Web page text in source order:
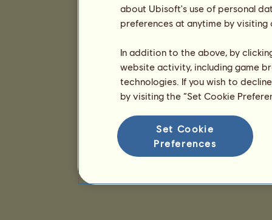
about Ubisoft's use of personal
preferences at anytime by
In addition to the above, by
website activity, including game
technologies. If you wish to
by visiting the “Set Cookie
Set Cookie
Preferences